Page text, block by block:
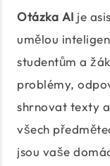
Otázka AI je
umělou
studentům a
problémy,
shrnovat texty
všech
jsou vaše